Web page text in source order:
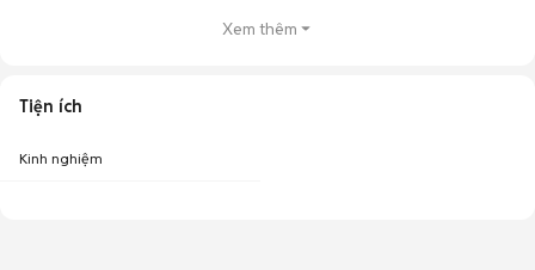
Xem thêm
Tiện ích
Kinh nghiệm